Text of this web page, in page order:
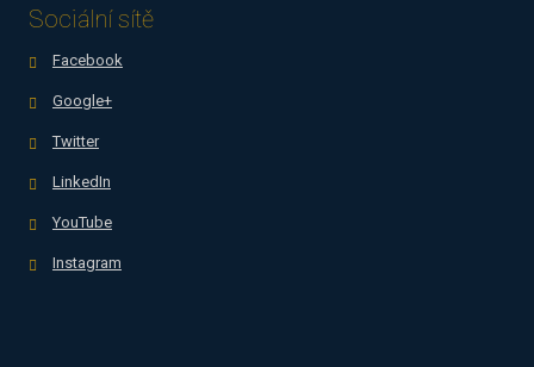
Sociální sítě
Facebook
Google+
Twitter
LinkedIn
YouTube
Instagram